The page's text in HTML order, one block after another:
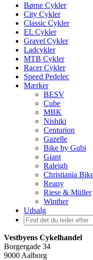
Børne Cykler
City Cykler
Classic Cykler
EL Cykler
Gravel Cykler
Ladcykler
MTB Cykler
Racer Cykler
Speed Pedelec
Mærker
BESV
Cube
MBK
Nishiki
Centurion
Gazelle
Bike by Gubi
Giant
Raleigh
Christiania
Reany
Riese & Müller
Winther
Udsalg
Vestbyens Cykelhandel
Borgergade 34
9000 Aalborg